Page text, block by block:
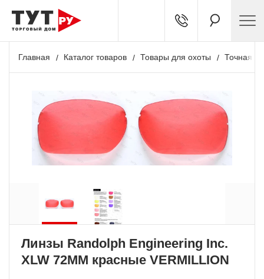
Главная Каталог товаров Товары для охоты Точная
Линзы Randolph Engineering Inc.
XLW 72MM красные VERMILLION